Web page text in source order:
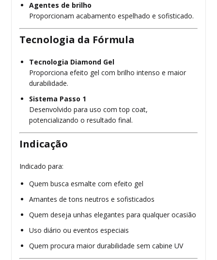
Agentes de brilho
Proporcionam acabamento espelhado e sofisticado.
Tecnologia da Fórmula
Tecnologia Diamond Gel
Proporciona efeito gel com brilho intenso e maior
durabilidade.
Sistema Passo 1
Desenvolvido para uso com top coat,
potencializando o resultado final.
Indicação
Indicado para:
Quem busca esmalte com efeito gel
Amantes de tons neutros e sofisticados
Quem deseja unhas elegantes para qualquer ocasião
Uso diário ou eventos especiais
Quem procura maior durabilidade sem cabine UV